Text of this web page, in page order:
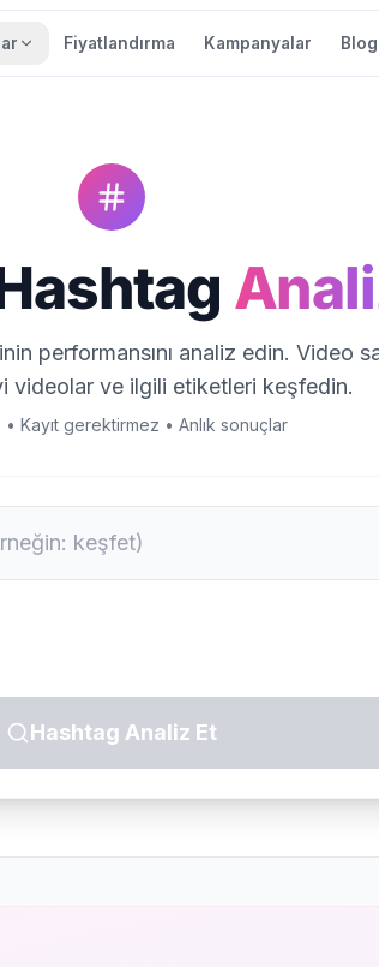
Fiyatlandırma Kampanyalar Blog
performansını analiz edin. Video
videolar ve ilgili etiketleri keşfedin.
Kayıt gerektirmez • Anlık sonuçlar
Hashtag Analiz Et